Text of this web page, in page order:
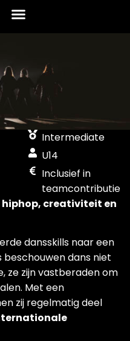
Intermediate
U14
Inclusief in
teamcontributie
hiphop, creativiteit en
dansskills naar een
beschouwen dans niet
ze zijn vastberaden om
Met een
zij regelmatig deel